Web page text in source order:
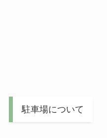
駐車場について